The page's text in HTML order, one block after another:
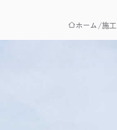
ホーム 施工